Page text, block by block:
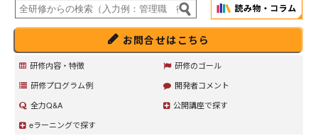
お問合せはこちら
研修内容・特徴
研修のゴール
研修プログラム例
開発者コメント
全力Q&A
公開講座で探す
eラーニングで探す